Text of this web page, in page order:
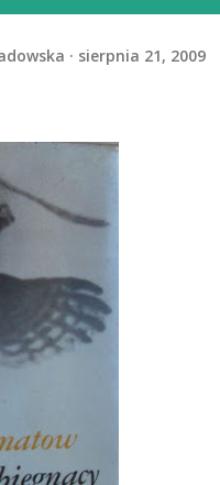
sierpnia 21, 2009